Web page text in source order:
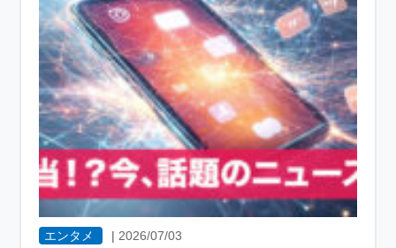
エンタメ |2026/07/03